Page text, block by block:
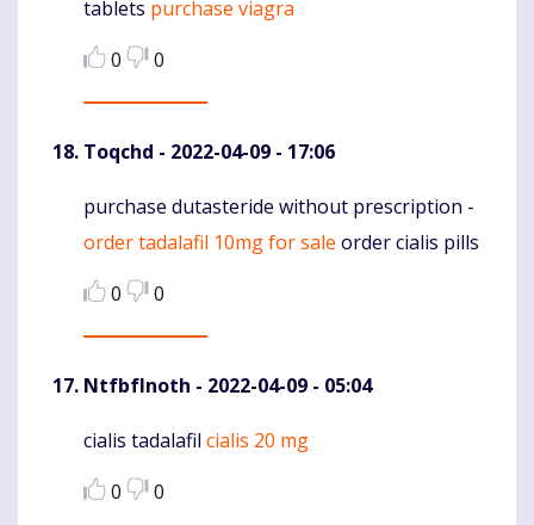
tablets purchase viagra
0
0
Toqchd - 2022-04-09 - 17:06
Komentaras
purchase dutasteride without prescription -
order tadalafil 10mg for sale order cialis pills
0
0
NtfbfInoth - 2022-04-09 - 05:04
Komentaras
cialis tadalafil cialis 20 mg
0
0